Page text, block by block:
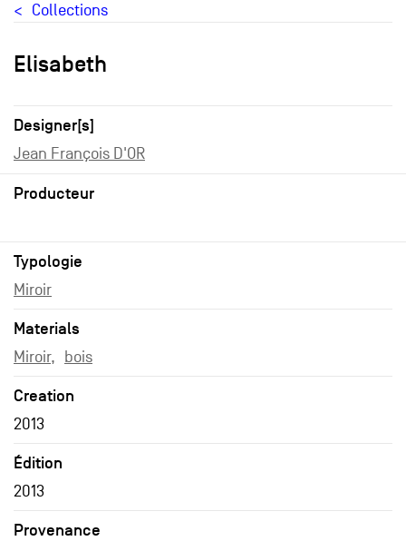
Collections
Elisabeth
Designer[s]
Jean François D'OR
Producteur
Typologie
Miroir
Materials
Miroir bois
Creation
2013
Édition
2013
Provenance